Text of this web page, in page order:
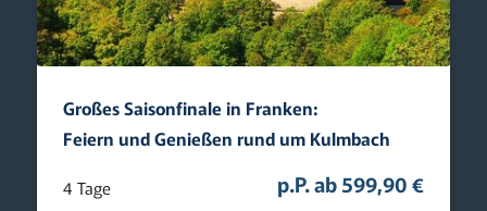
Großes Saisonfinale in Franken:
Feiern und Genießen rund um Kulmbach
4 Tage
p.P. ab 599,90 €